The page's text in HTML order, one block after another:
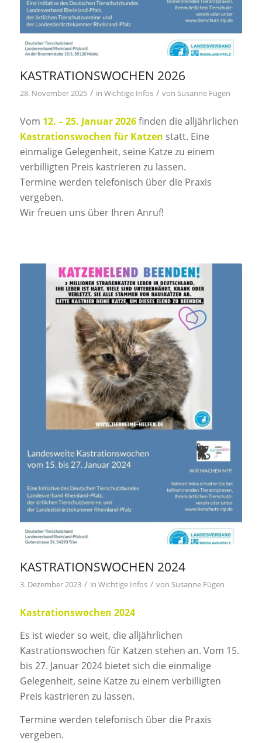
KASTRATIONSWOCHEN 2026
28. November 2025 / in Wichtige Infos / von Susanne Fügen
Vom 12. – 25. Januar 2026finden die alljährlichen
Kastrationswochen für Katzen statt. Eine
einmalige Gelegenheit, seine Katze zu einem
verbilligten Preis kastrieren zu lassen.
Termine werden telefonisch über die Praxis
vergeben.
Wir freuen uns über Ihren Anruf!
KASTRATIONSWOCHEN 2024
3. Dezember 2023 / in Wichtige Infos / von Susanne Fügen
Kastrationswochen 2024
Es ist wieder so weit, die alljährlichen
Kastrationswochen für Katzen stehen an. Vom 15.
bis 27. Januar 2024 bietet sich die einmalige
Gelegenheit, seine Katze zu einem verbilligten
Preis kastrieren zu lassen.
Termine werden telefonisch über die Praxis
vergeben.